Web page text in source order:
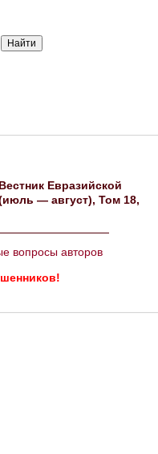
Евразийской
— август), Том 18,
вопросы авторов